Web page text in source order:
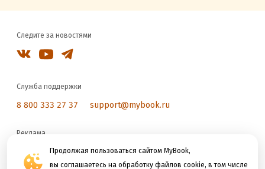
Продолжая пользоваться сайтом MyBook,
вы соглашаетесь на обработку файлов cookie, в том числе
Следите за новостями
Служба поддержки
8 800 333 27 37 support@mybook.ru
Реклама
reklama@litres.ru